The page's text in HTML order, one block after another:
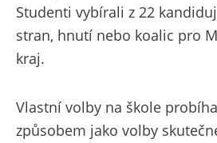
Studenti vybírali z 22
stran, hnutí nebo koalic pro
kraj.
Vlastní volby na škole
způsobem jako volby